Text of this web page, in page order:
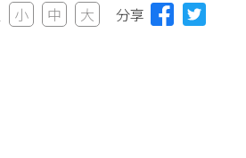
小 中 大 分享